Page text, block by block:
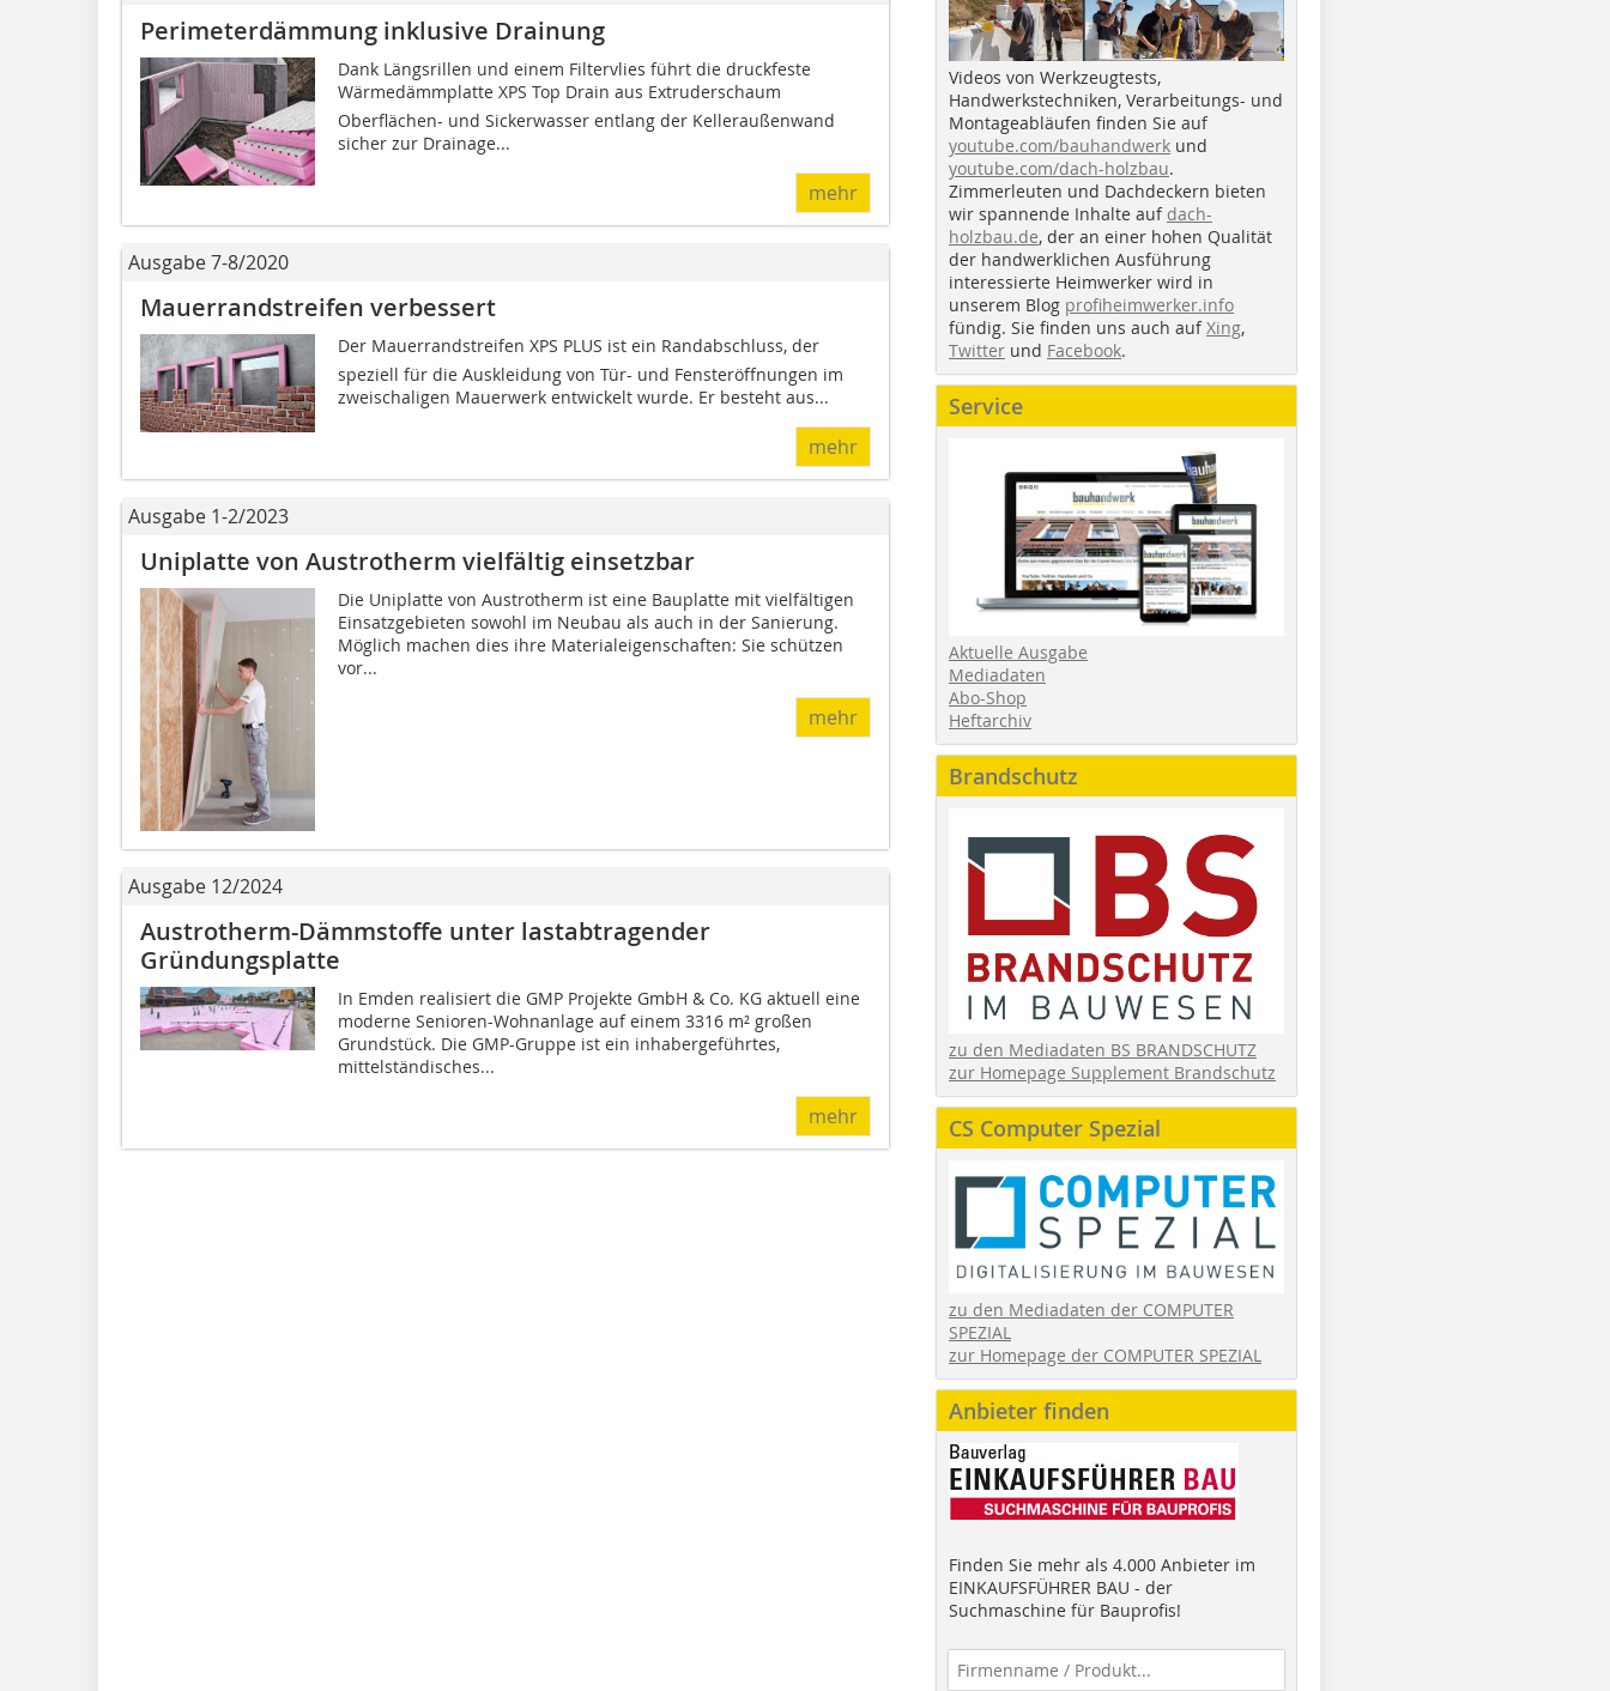
Perimeterdämmung inklusive Drainung
Dank Längsrillen und einem Filtervlies führt die druckfeste
Wärmedämmplatte XPS Top Drain aus Extruderschaum
Oberflächen- und Sickerwasser entlang der Kelleraußenwand
sicher zur Drainage...
mehr
Ausgabe 7-8/2020
Mauerrandstreifen verbessert
Der Mauerrandstreifen XPS PLUS ist ein Randabschluss, der
speziell für die Auskleidung von Tür- und Fensteröffnungen im
zweischaligen Mauerwerk entwickelt wurde. Er besteht aus...
mehr
Ausgabe 1-2/2023
Uniplatte von Austrotherm vielfältig einsetzbar
Die Uniplatte von Austrotherm ist eine Bauplatte mit vielfältigen
Einsatzgebieten sowohl im Neubau als auch in der Sanierung.
Möglich machen dies ihre Materialeigenschaften: Sie schützen
vor...
mehr
Ausgabe 12/2024
Austrotherm-Dämmstoffe unter lastabtragender
Gründungsplatte
In Emden realisiert die GMP Projekte GmbH & Co. KG aktuell eine
moderne Senioren-Wohnanlage auf einem 3316 m² großen
Grundstück. Die GMP-Gruppe ist ein inhabergeführtes,
mittelständisches...
mehr
Videos von Werkzeugtests,
Handwerkstechniken, Verarbeitungs- und
Montageabläufen finden Sie auf
youtube.com/bauhandwerk und
youtube.com/dach-holzbau.
Zimmerleuten und Dachdeckern bieten
wir spannende Inhalte auf dach-
holzbau.de, der an einer hohen Qualität
der handwerklichen Ausführung
interessierte Heimwerker wird in
unserem Blog profiheimwerker.info
fündig. Sie finden uns auch aufXing,
Twitter und Facebook.
Service
Aktuelle Ausgabe
Mediadaten
Abo-Shop
Heftarchiv
Brandschutz
zu den Mediadaten BS BRANDSCHUTZ
zur Homepage Supplement Brandschutz
CS Computer Spezial
zu den Mediadaten der COMPUTER
SPEZIAL
zur Homepage der COMPUTER SPEZIAL
Anbieter finden
Finden Sie mehr als 4.000 Anbieter im
EINKAUFSFÜHRER BAU - der
Suchmaschine für Bauprofis!